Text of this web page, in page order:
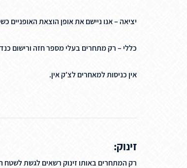
יציאה – אנו ניישם את אופן הוצאת
כללי – רק מתחרים בעלי מספר חזה ורישום
אין כניסות למאחרים לצ'ק אין.
זינוק:
רק המתחרים באותו זינוק רשאים לגשת לשטח